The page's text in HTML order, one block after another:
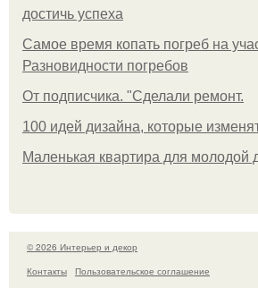
достичь успеха
Самое время копать погреб на
Разновидности погребов
От подписчика. "Сделали ремонт.
100 идей дизайна, которые
Маленькая квартира для молодой
© 2026 Интерьер и декор
Контакты
Пользовательское соглашение